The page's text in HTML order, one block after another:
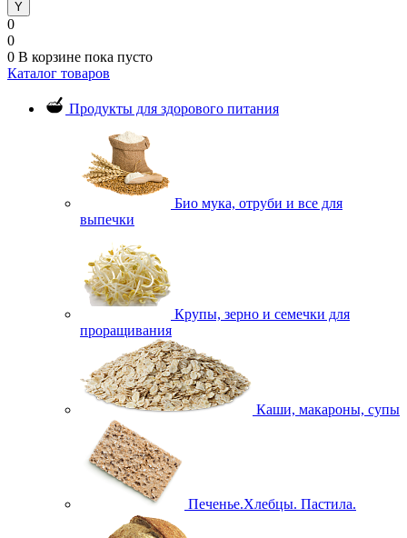
0
0
0 В корзине пока пусто
Каталог товаров
Продукты для здорового питания
Био мука, отруби и все для
выпечки
Крупы, зерно и семечки для
проращивания
Каши, макароны, супы
Печенье.Хлебцы. Пастила.